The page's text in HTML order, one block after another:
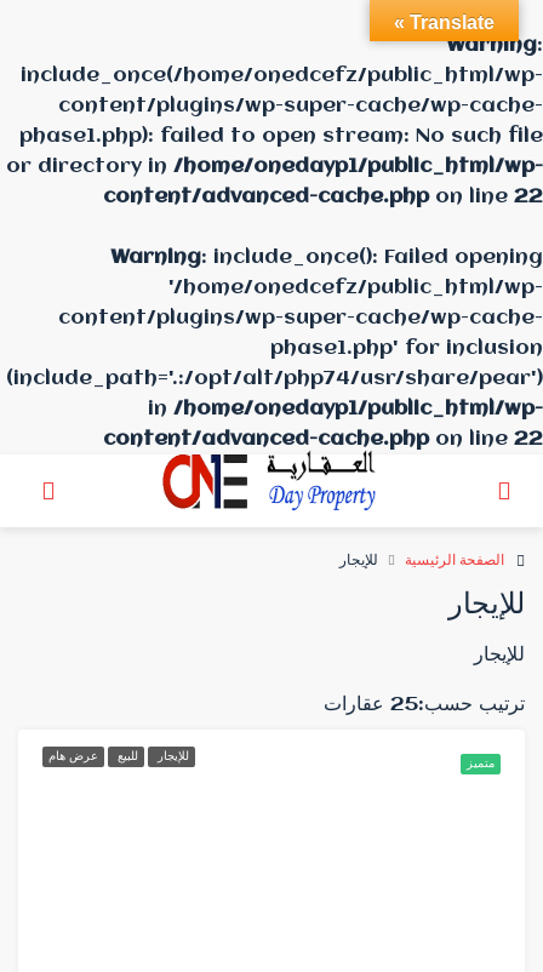
Warning:
include_once(/home/onedcefz/public_html/wp-
content/plugins/wp-super-cache/wp-cache-
phase1.php): failed to open stream: No such file
or directory in /home/onedayp1/public_html/wp-
content/advanced-cache.phpon line 22
Warning: include_once(): Failed opening
'/home/onedcefz/public_html/wp-
content/plugins/wp-super-cache/wp-cache-
phase1.php' for inclusion
(include_path='.:/opt/alt/php74/usr/share/pear')
in /home/onedayp1/public_html/wp-
content/advanced-cache.phpon line 22
الصفحة الرئيسية للإيجار
للإيجار
للإيجار
25 عقاراتترتيب حسب:
متميز
للإيجار للبيع عرض هام
Translate »